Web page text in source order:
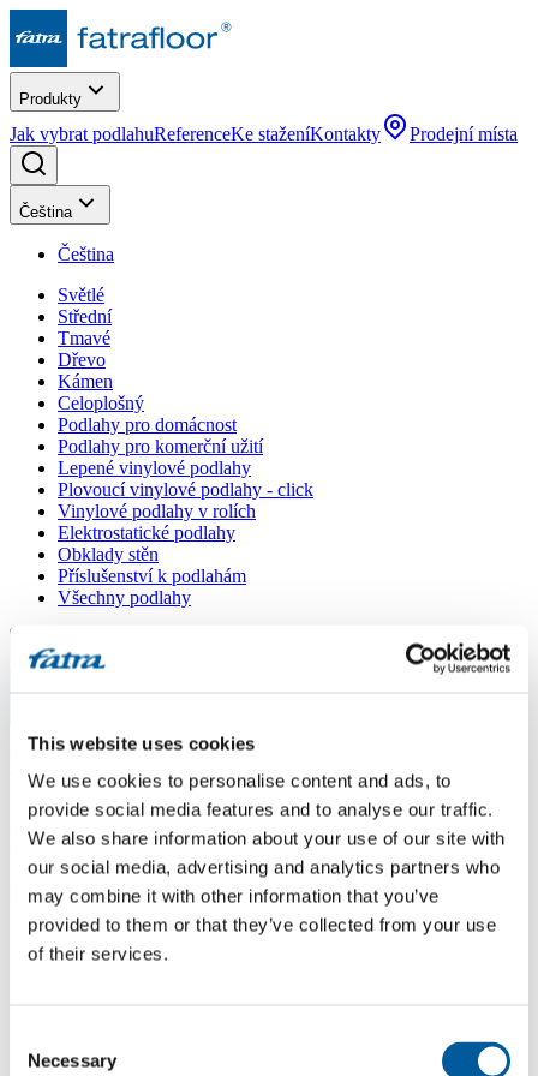
This website uses cookies
We use cookies to personalise content and ads, to
provide social media features and to analyse our traffic.
We also share information about your use of our site with
our social media, advertising and analytics partners who
may combine it with other information that you’ve
provided to them or that they’ve collected from your use
of their services.
Selection
Necessary
Produkty
Jak vybrat podlahuReferenceKe staženíKontakty Prodejní místa
Čeština
Čeština
Světlé
Střední
Tmavé
Dřevo
Kámen
Celoplošný
Podlahy pro domácnost
Podlahy pro komerční užití
Lepené vinylové podlahy
Plovoucí vinylové podlahy - click
Vinylové podlahy v rolích
Elektrostatické podlahy
Obklady stěn
Příslušenství k podlahám
Všechny podlahy
Menu
Domů/
pvc lino
pvc lino
Dotaz
Dobrý den, chtěl bych nalepit PVC lino s filcem na kachličky v
kuchyni. Jaké je vhodné lepidlo na tento druh výrobku? Je vhodný